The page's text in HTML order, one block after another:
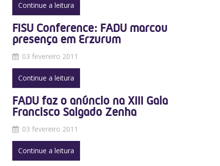
Continue a leitura
FISU Conference: FADU marcou
presença em Erzurum
03 fevereiro 2011
Continue a leitura
FADU faz o anúncio na XIII Gala
Francisco Salgado Zenha
03 fevereiro 2011
Continue a leitura